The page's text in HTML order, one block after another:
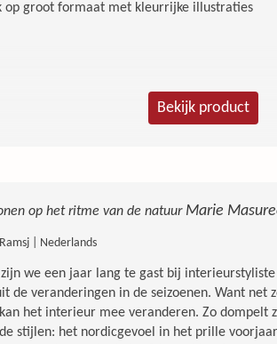
op groot formaat met kleurrijke illustraties
Bekijk product
op het ritme van de natuur Marie
| Nederlands
zijn we een jaar lang te gast bij
de veranderingen in de seizoenen. Want net
het interieur mee veranderen. Zo dompelt
stijlen: het nordicgevoel in het prille